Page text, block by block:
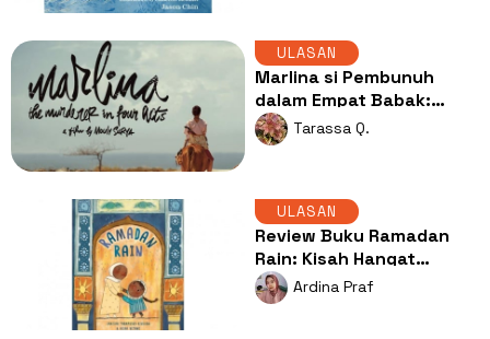
ULASAN
Marlina si Pembunuh
dalam Empat Babak:
Perlawanan Perempuan
di Tengah Sunyinya
Tarassa Q.
ULASAN
Review Buku Ramadan
Rain: Kisah Hangat
tentang Doa, Syukur, dan
Cinta Keluarga di Balik
Ardina Praf